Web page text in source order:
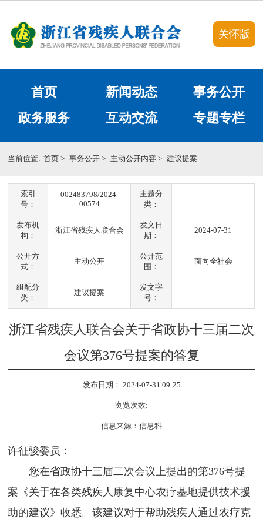
关怀版
首页 新闻动态
事务公开
政务服务
互动交流 专题专栏
当前位置: 首页 > 事务公开> 主动公开内容> 建议提案
索引
号：
002483798/2024-
00574
主题分
类：
发布机
构：
浙江省残疾人联合会
发文日
期：
2024-07-31
公开方
式：
主动公开
公开范
围：
面向全社会
组配分
类：
建议提案
发文字
号：
浙江省残疾人联合会关于省政协十三届二次
会议第376号提案的答复
发布日期： 2024-07-31 09:25
浏览次数:
信息来源：信息科
许征骏委员：
您在省政协十三届二次会议上提出的第376号提
案《关于在各类残疾人康复中心农疗基地提供技术援
助的建议》收悉。该建议对于帮助残疾人通过农疗克